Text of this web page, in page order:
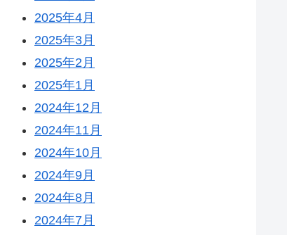
2025年4月
2025年3月
2025年2月
2025年1月
2024年12月
2024年11月
2024年10月
2024年9月
2024年8月
2024年7月